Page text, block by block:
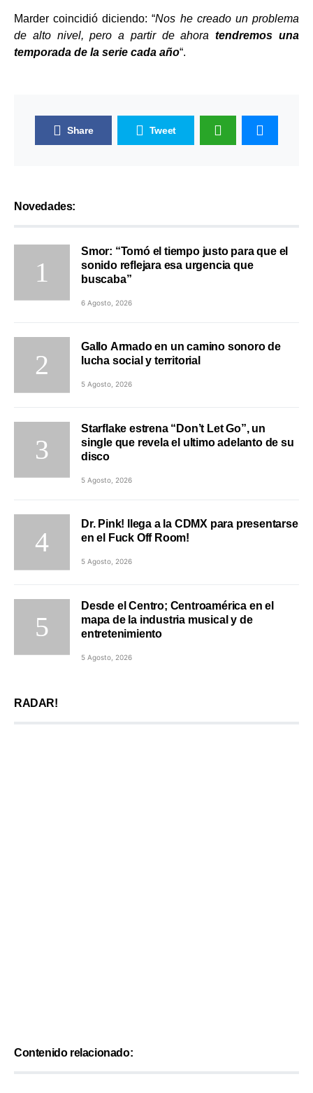
Marder coincidió diciendo: “Nos he creado un problema
de alto nivel, pero a partir de ahoratendremos una
temporada de la serie cada año“.
Share Tweet
Novedades:
Smor: “Tomó el tiempo justo para que el
sonido reflejara esa urgencia que
buscaba”
6 Agosto, 2026
Gallo Armado en un camino sonoro de
lucha social y territorial
5 Agosto, 2026
Starflake estrena “Don’t Let Go”, un
single que revela el ultimo adelanto de su
disco
5 Agosto, 2026
Dr. Pink! llega a la CDMX para presentarse
en el Fuck Off Room!
5 Agosto, 2026
Desde el Centro; Centroamérica en el
mapa de la industria musical y de
entretenimiento
5 Agosto, 2026
RADAR!
Contenido relacionado: